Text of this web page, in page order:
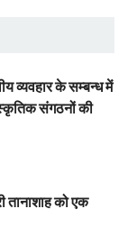
व्यवहार के सम्बन्ध में
संगठनों की
तानाशाह को एक